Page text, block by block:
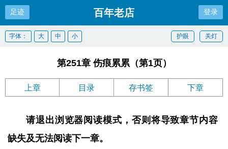
足迹 百年老店 登录
关灯
护眼
字体： 大 中 小
第251章 伤痕累累（第1页）
上章 目录 存书签 下章
请退出浏览器阅读模式，否则将导致章节内容
缺失及无法阅读下一章。